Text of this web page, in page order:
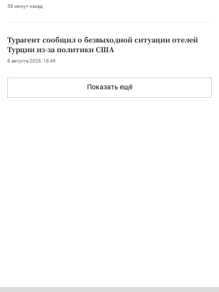
58 минут назад
Турагент сообщил о безвыходной ситуации отелей
Турции из-за политики США
8 августа 2026, 18:49
Показать ещё